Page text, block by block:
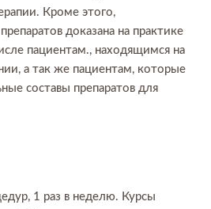
Кроме этого,
доказана на практике
пациентам., находящимся на
а так же пациентам, которые
составы препаратов для
1 раз в неделю. Курсы